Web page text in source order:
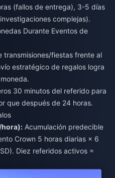
(fallos de entrega), 3-5 días
complejas).
Durante Eventos de
transmisiones/fiestas frente al
estratégico de regalos logra
30 minutos del referido para
que después de 24 horas.
Acumulación predecible
Crown 5 horas diarias × 6
Diez referidos activos =